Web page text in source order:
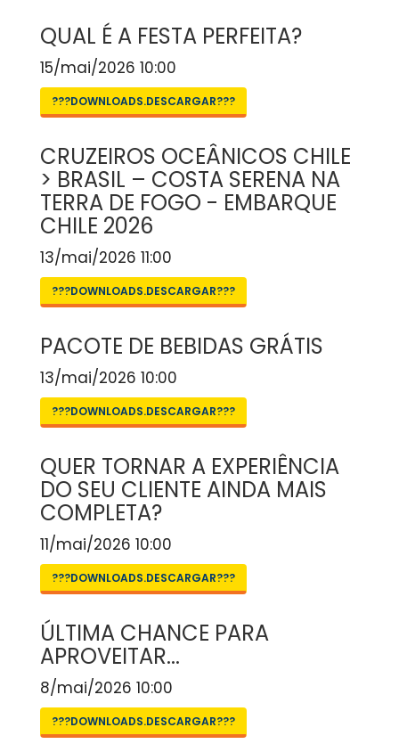
QUAL É A FESTA PERFEITA?
15/mai/2026 10:00
???DOWNLOADS.DESCARGAR???
CRUZEIROS OCEÂNICOS CHILE
> BRASIL – COSTA SERENA NA
TERRA DE FOGO - EMBARQUE
CHILE 2026
13/mai/2026 11:00
???DOWNLOADS.DESCARGAR???
PACOTE DE BEBIDAS GRÁTIS
13/mai/2026 10:00
???DOWNLOADS.DESCARGAR???
QUER TORNAR A EXPERIÊNCIA
DO SEU CLIENTE AINDA MAIS
COMPLETA?
11/mai/2026 10:00
???DOWNLOADS.DESCARGAR???
ÚLTIMA CHANCE PARA
APROVEITAR...
8/mai/2026 10:00
???DOWNLOADS.DESCARGAR???